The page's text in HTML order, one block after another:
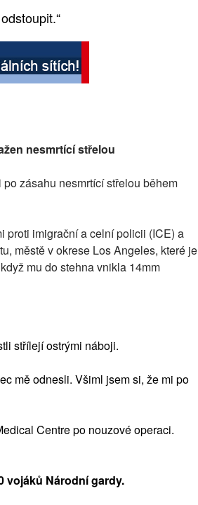
nesmrtící střelou
zásahu nesmrtící střelou během
proti imigrační a celní policii (ICE) a
městě v okrese Los Angeles, které je
mu do stehna vnikla 14mm
střílejí ostrými náboji.
mě odnesli. Všiml jsem si, že mi po
Centre po nouzové operaci.
vojáků Národní gardy.